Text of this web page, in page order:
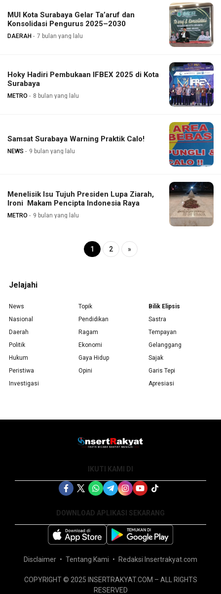
MUI Kota Surabaya Gelar Ta’aruf dan
Konsolidasi Pengurus 2025–2030
DAERAH 7 bulan yang lalu
Hoky Hadiri Pembukaan IFBEX 2025 di Kota
Surabaya
METRO 8 bulan yang lalu
Samsat Surabaya Warning Praktik Calo!
NEWS 9 bulan yang lalu
‎Menelisik Isu Tujuh Presiden Lupa Ziarah,
Ironi Makam Pencipta Indonesia Raya
METRO 9 bulan yang lalu
1 2 »
Jelajahi
News
Nasional
Daerah
Politik
Hukum
Peristiwa
Investigasi
Topik
Pendidikan
Ragam
Ekonomi
Gaya Hidup
Opini
Bilik Elipsis
Sastra
Tempayan
Gelanggang
Sajak
Garis Tepi
Apresiasi
IKUTI KAMI DI
DOWNLOAD APLIKASI SEKARANG
Disclaimer Tentang Kami Redaksi Insertrakyat.com
COPYRIGHT © 2025 INSERTRAKYAT.COM – ALL RIGHTS
RESERVED